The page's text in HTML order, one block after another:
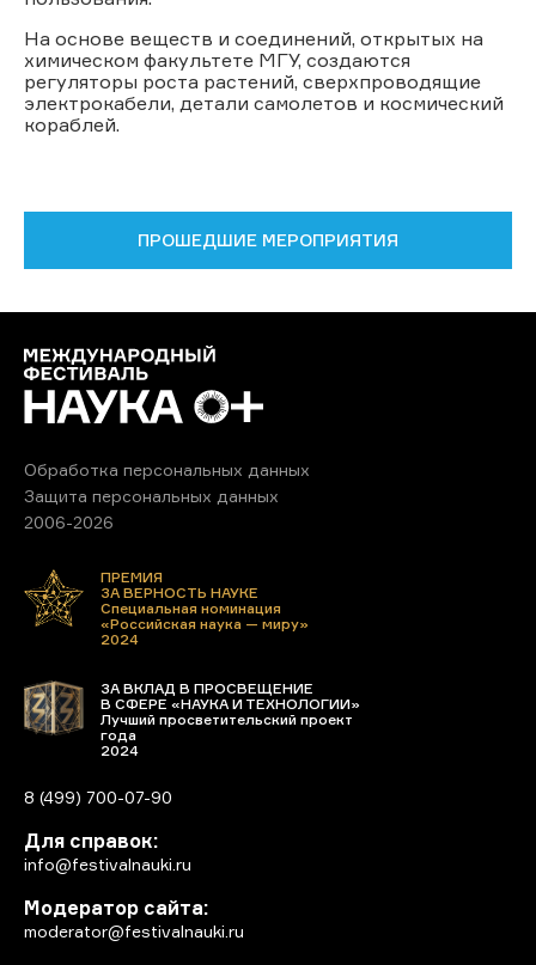
На основе веществ и соединений, открытых на
химическом факультете МГУ, создаются
регуляторы роста растений, сверхпроводящие
электрокабели, детали самолетов и космический
кораблей.
ПРОШЕДШИЕ МЕРОПРИЯТИЯ
Обработка персональных данных
Защита персональных данных
2006-2026
ПРЕМИЯ
ЗА ВЕРНОСТЬ НАУКЕ
Специальная номинация
«Российская наука — миру»
2024
ЗА ВКЛАД В ПРОСВЕЩЕНИЕ
В СФЕРЕ «НАУКА И ТЕХНОЛОГИИ»
Лучший просветительский проект
года
2024
8 (499) 700-07-90
Для справок:
info@festivalnauki.ru
Модератор сайта:
moderator@festivalnauki.ru